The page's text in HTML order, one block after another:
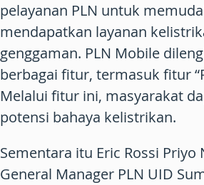
pelayanan PLN untuk
mendapatkan layanan
genggaman. PLN Mobile
berbagai fitur, termasuk fitur
Melalui fitur ini, masyarakat
potensi bahaya kelistrikan.
Sementara itu Eric Rossi Priyo
General Manager PLN UID